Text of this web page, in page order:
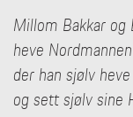
Millom Bakkar
heve
der han sjølv
og sett sjølv sine